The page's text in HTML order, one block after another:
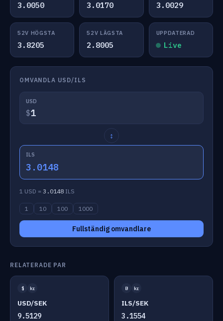
3.0050 3.0170 3.0029
52V HÖGSTA
3.8205
52V LÄGSTA
2.8005
UPPDATERAD
Live
OMVANDLA USD/ILS
USD
$
↕
ILS
3.0148
1 USD = 3.0148 ILS
1 10 100 1000
Fullständig omvandlare
RELATERADE PAR
$ kr
USD/SEK
9.5129
₪ kr
ILS/SEK
3.1554